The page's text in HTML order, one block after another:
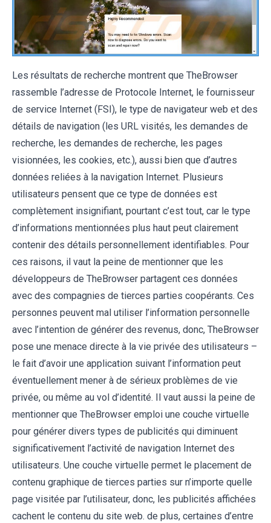
Les résultats de recherche montrent que TheBrowser
rassemble l’adresse de Protocole Internet, le fournisseur
de service Internet (FSI), le type de navigateur web et des
détails de navigation (les URL visités, les demandes de
recherche, les demandes de recherche, les pages
visionnées, les cookies, etc.), aussi bien que d’autres
données reliées à la navigation Internet. Plusieurs
utilisateurs pensent que ce type de données est
complètement insignifiant, pourtant c’est tout, car le type
d’informations mentionnées plus haut peut clairement
contenir des détails personnellement identifiables. Pour
ces raisons, il vaut la peine de mentionner que les
développeurs de TheBrowser partagent ces données
avec des compagnies de tierces parties coopérants. Ces
personnes peuvent mal utiliser l’information personnelle
avec l’intention de générer des revenus, donc, TheBrowser
pose une menace directe à la vie privée des utilisateurs –
le fait d’avoir une application suivant l’information peut
éventuellement mener à de sérieux problèmes de vie
privée, ou même au vol d’identité. Il vaut aussi la peine de
mentionner que TheBrowser emploi une couche virtuelle
pour générer divers types de publicités qui diminuent
significativement l’activité de navigation Internet des
utilisateurs. Une couche virtuelle permet le placement de
contenu graphique de tierces parties sur n’importe quelle
page visitée par l’utilisateur, donc, les publicités affichées
cachent le contenu du site web. de plus, certaines d’entre